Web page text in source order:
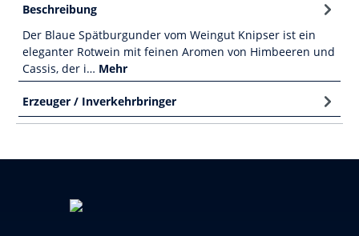
Beschreibung
Der Blaue Spätburgunder vom Weingut Knipser ist ein
eleganter Rotwein mit feinen Aromen von Himbeeren und
Cassis, der i… Mehr
Erzeuger / Inverkehrbringer